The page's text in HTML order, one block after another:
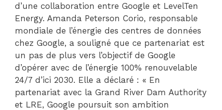
d’une collaboration entre Google et LevelTen
Energy. Amanda Peterson Corio, responsable
mondiale de l’énergie des centres de données
chez Google, a souligné que ce partenariat est
un pas de plus vers l’objectif de Google
d’opérer avec de l’énergie 100% renouvelable
24/7 d’ici 2030. Elle a déclaré : « En
partenariat avec la Grand River Dam Authority
et LRE, Google poursuit son ambition